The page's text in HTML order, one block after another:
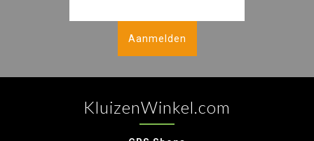
Aanmelden
KluizenWinkel.com